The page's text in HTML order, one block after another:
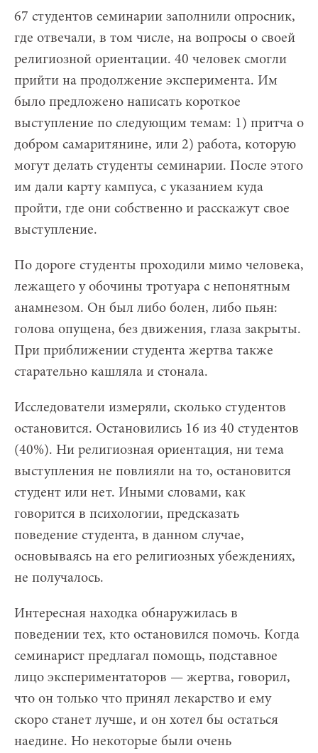
67 студентов семинарии заполнили опросник,
где отвечали, в том числе, на вопросы о своей
религиозной ориентации. 40 человек смогли
прийти на продолжение эксперимента. Им
было предложено написать короткое
выступление по следующим темам: 1) притча о
добром самаритянине, или 2) работа, которую
могут делать студенты семинарии. После этого
им дали карту кампуса, с указанием куда
пройти, где они собственно и расскажут свое
выступление.
По дороге студенты проходили мимо человека,
лежащего у обочины тротуара с непонятным
анамнезом. Он был либо болен, либо пьян:
голова опущена, без движения, глаза закрыты.
При приближении студента жертва также
старательно кашляла и стонала.
Исследователи измеряли, сколько студентов
остановится. Остановились 16 из 40 студентов
(40%). Ни религиозная ориентация, ни тема
выступления не повлияли на то, остановится
студент или нет. Иными словами, как
говорится в психологии, предсказать
поведение студента, в данном случае,
основываясь на его религиозных убеждениях,
не получалось.
Интересная находка обнаружилась в
поведении тех, кто остановился помочь. Когда
семинарист предлагал помощь, подставное
лицо экспериментаторов — жертва, говорил,
что он только что принял лекарство и ему
скоро станет лучше, и он хотел бы остаться
наедине. Но некоторые были очень